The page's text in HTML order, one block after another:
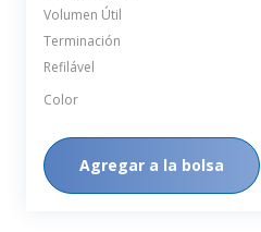
Volumen Útil
Terminación
Refilável
Color
Agregar a la bolsa